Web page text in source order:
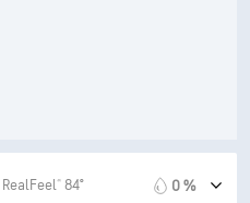
30000 pi
RealFeel® 84° 0 %